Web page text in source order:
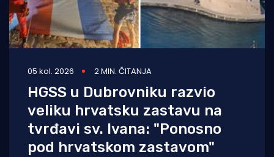
05 kol. 2026 2 MIN. ČITANJA
HGSS u Dubrovniku razvio
veliku hrvatsku zastavu na
tvrđavi sv. Ivana: "Ponosno
pod hrvatskom zastavom"